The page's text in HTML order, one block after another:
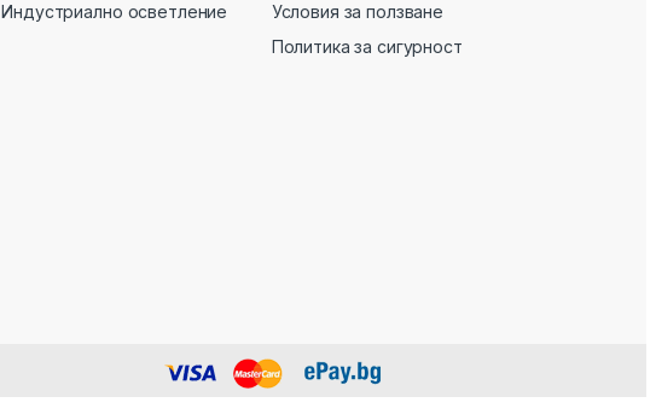
Индустриално осветление
Условия за ползване
Политика за сигурност